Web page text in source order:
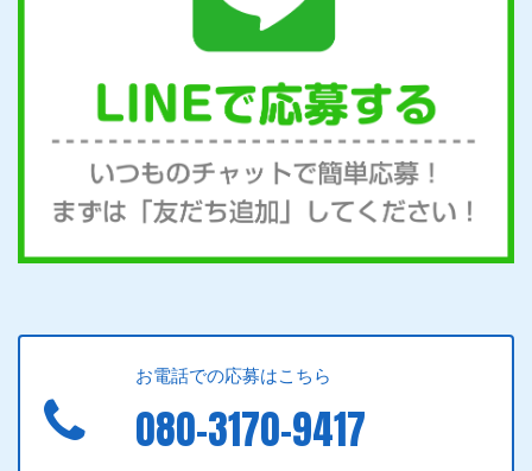
お電話での応募はこちら
080-3170-9417